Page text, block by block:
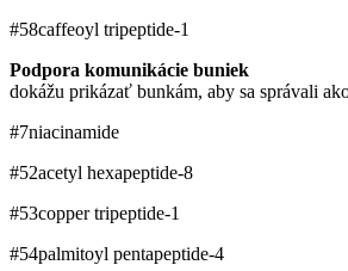
#58caffeoyl tripeptide-1
Podpora komunikácie buniek
dokážu prikázať bunkám, aby sa správali
#7niacinamide
#52acetyl hexapeptide-8
#53copper tripeptide-1
#54palmitoyl pentapeptide-4